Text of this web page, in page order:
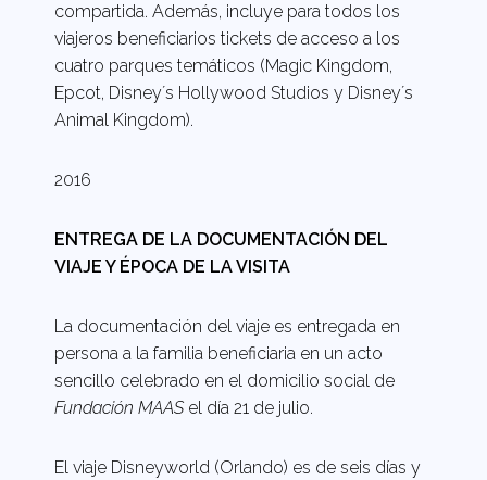
compartida. Además, incluye para todos los
viajeros beneficiarios tickets de acceso a los
cuatro parques temáticos (Magic Kingdom,
Epcot, Disney´s Hollywood Studios y Disney´s
Animal Kingdom).
2016
ENTREGA DE LA DOCUMENTACIÓN DEL
VIAJE Y ÉPOCA DE LA VISITA
La documentación del viaje es entregada en
persona a la familia beneficiaria en un acto
sencillo celebrado en el domicilio social de
Fundación MAAS el día 21 de julio.
El viaje Disneyworld (Orlando) es de seis días y